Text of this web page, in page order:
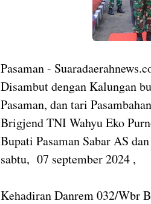
Pasaman -
Disambut dengan Kalungan
Pasaman, dan tari
Brigjend TNI Wahyu Eko
Bupati Pasaman Sabar AS
sabtu, 07 september 2024 ,
Kehadiran Danrem 032/Wbr